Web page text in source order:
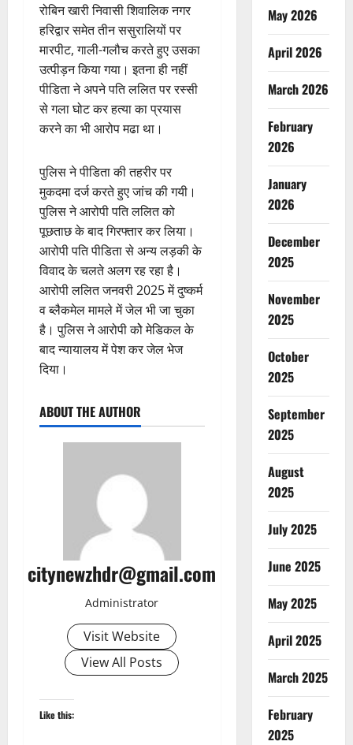
रोबिन खारी निवासी शिवालिक नगर
हरिद्वार समेत तीन ससुरालियों पर
मारपीट, गाली-गलौच करते हुए उसका
उत्पीड़न किया गया। इतना ही नहीं
पीडिता ने अपने पति ललित पर रस्सी
से गला घोट कर हत्या का प्रयास
करने का भी आरोप मढा था।
पुलिस ने पीडिता की तहरीर पर
मुकदमा दर्ज करते हुए जांच की गयी।
पुलिस ने आरोपी पति ललित को
पूछताछ के बाद गिरफ्तार कर लिया।
आरोपी पति पीडिता से अन्य लड़की के
विवाद के चलते अलग रह रहा है।
आरोपी ललित जनवरी 2025 में दुष्कर्म
व ब्लैकमेल मामले में जेल भी जा चुका
है। पुलिस ने आरोपी कोे मेडिकल के
बाद न्यायालय में पेश कर जेल भेज
दिया।
ABOUT THE AUTHOR
citynewzhdr@gmail.com
Administrator
Visit Website
View All Posts
Like this:
May 2026
April 2026
March 2026
February
2026
January
2026
December
2025
November
2025
October
2025
September
2025
August
2025
July 2025
June 2025
May 2025
April 2025
March 2025
February
2025